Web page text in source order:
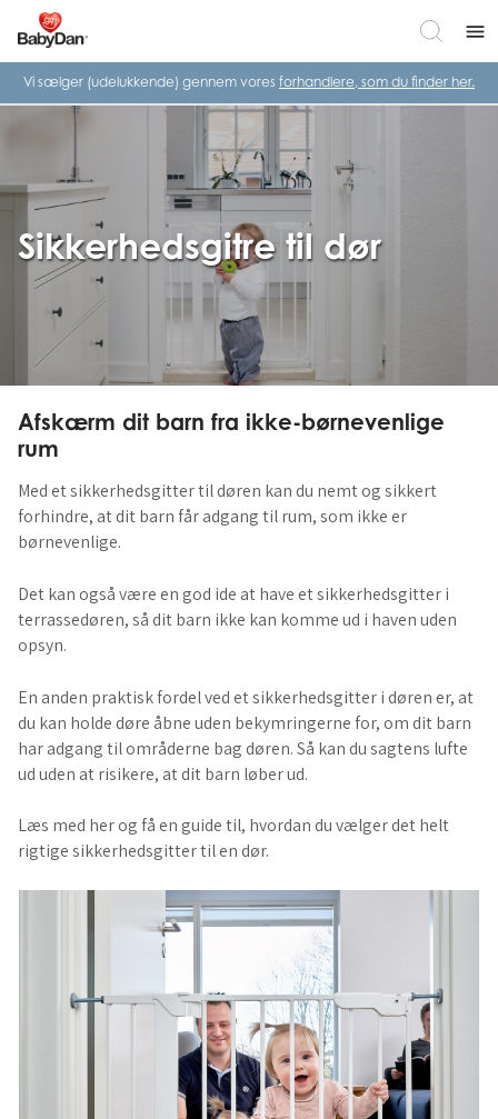
menu
Vi sælger (udelukkende) gennem vores forhandlere, som du finder her.
Sikkerhedsgitre til dør
Afskærm dit barn fra ikke-børnevenlige
rum
Med et sikkerhedsgitter til døren kan du nemt og sikkert
forhindre, at dit barn får adgang til rum, som ikke er
børnevenlige.
Det kan også være en god ide at have et sikkerhedsgitter i
terrassedøren, så dit barn ikke kan komme ud i haven uden
opsyn.
En anden praktisk fordel ved et sikkerhedsgitter i døren er, at
du kan holde døre åbne uden bekymringerne for, om dit barn
har adgang til områderne bag døren. Så kan du sagtens lufte
ud uden at risikere, at dit barn løber ud.
Læs med her og få en guide til, hvordan du vælger det helt
rigtige sikkerhedsgitter til en dør.